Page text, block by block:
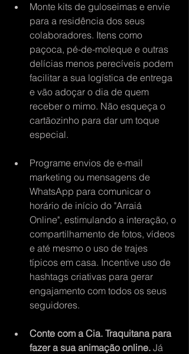
Monte kits de guloseimas e envie
para a residência dos seus
colaboradores. Itens como
paçoca, pé-de-moleque e outras
delícias menos perecíveis podem
facilitar a sua logística de entrega
e vão adoçar o dia de quem
receber o mimo. Não esqueça o
cartãozinho para dar um toque
especial.
Programe envios de e-mail
marketing ou mensagens de
WhatsApp para comunicar o
horário de início do "Arraiá
Online", estimulando a interação, o
compartilhamento de fotos, vídeos
e até mesmo o uso de trajes
típicos em casa. Incentive uso de
hashtags criativas para gerar
engajamento com todos os seus
seguidores.
Conte com a Cia. Traquitana para
fazer a sua animação online. Já